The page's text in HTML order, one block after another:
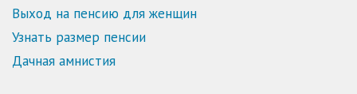
Выход на пенсию для женщин
Узнать размер пенсии
Дачная амнистия